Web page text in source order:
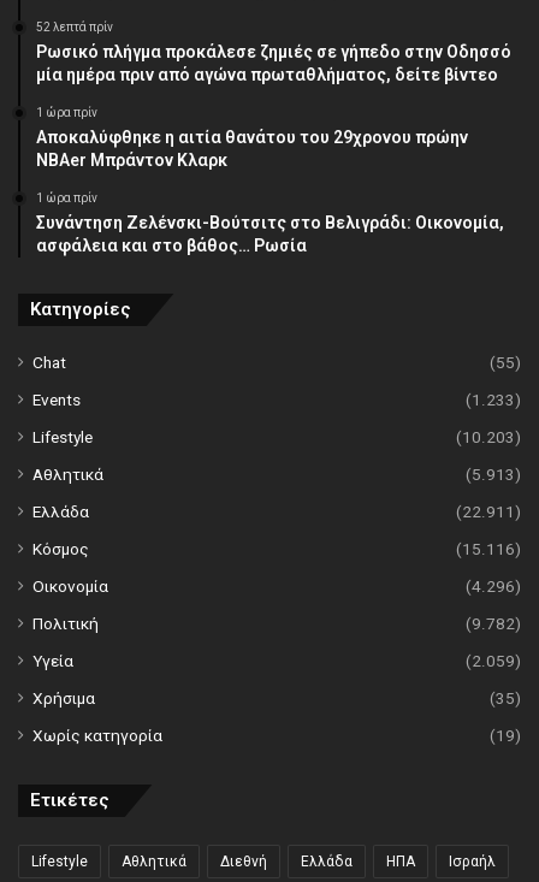
52 λεπτά πρίν
Ρωσικό πλήγμα προκάλεσε ζημιές σε γήπεδο στην Οδησσό
μία ημέρα πριν από αγώνα πρωταθλήματος, δείτε βίντεο
1 ώρα πρίν
Αποκαλύφθηκε η αιτία θανάτου του 29χρονου πρώην
NBAer Μπράντον Κλαρκ
1 ώρα πρίν
Συνάντηση Ζελένσκι-Βούτσιτς στο Βελιγράδι: Οικονομία,
ασφάλεια και στο βάθος… Ρωσία
Κατηγορίες
Chat
(55)
Events
(1.233)
Lifestyle
(10.203)
Αθλητικά
(5.913)
Ελλάδα
(22.911)
Κόσμος
(15.116)
Οικονομία
(4.296)
Πολιτική
(9.782)
Υγεία
(2.059)
Χρήσιμα
(35)
Χωρίς κατηγορία
(19)
Ετικέτες
Lifestyle Αθλητικά Διεθνή Ελλάδα ΗΠΑ Ισραήλ